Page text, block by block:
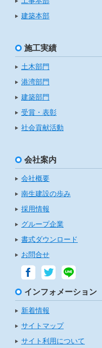
建築本部
施工実績
土木部門
港湾部門
建築部門
受賞・表彰
社会貢献活動
会社案内
会社概要
南生建設の歩み
採用情報
グループ企業
書式ダウンロード
お問合せ
インフォメーション
新着情報
サイトマップ
サイト利用について